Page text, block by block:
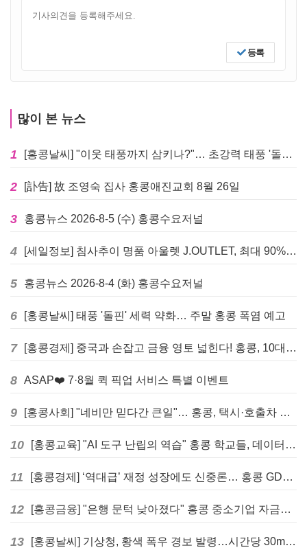
등록
많이 본 뉴스
1 [홍콩날씨] "이웃 태풍까지 삼키나?"… 초강력 태풍 '돌핀' 세력 재확장
2 [訃告] 故 조영숙 집사 홍콩애진교회 8월 26일
3 홍콩뉴스 2026-8-5 (수) 홍콩수요저널
4 [세일정보] 침사추이 명품 아울렛 J.OUTLET, 최대 90% 빅 세일 진행
5 홍콩뉴스 2026-8-4 (화) 홍콩수요저널
6 [홍콩날씨] 태풍 '돌핀' 세력 약화… 주말 홍콩 폭염 예고
7 [홍콩경제] 중국과 손잡고 금융 영토 넓힌다! 홍콩, 10대 신규 정책 발표
8 ASAP❤️ 7·8월 퀵 픽업 서비스 특별 이벤트
9 [홍콩사회] "네비만 믿다간 큰일"… 홍콩, 택시·호출차 통합 시험 도입하며 규제 본격화
10 [홍콩교육] "AI 도구 난립의 역습" 홍콩 학교들, 데이터 고립에 교육 효과 평가 비상
11 [홍콩경제] ‘역대급’ 재정 성장에도 신중론… 홍콩 GDP 전망 상향 속 “지정학적 리스크 경계”
12 [홍콩금융] "은행 문턱 낮아졌다" 홍콩 중소기업 자금줄 숨통 트이나… HKMA "2분기 신용 조건 안정적"
13 [홍콩날씨] 기상청, 황색 폭우 경보 발령…시간당 30mm 이상 강우 예보